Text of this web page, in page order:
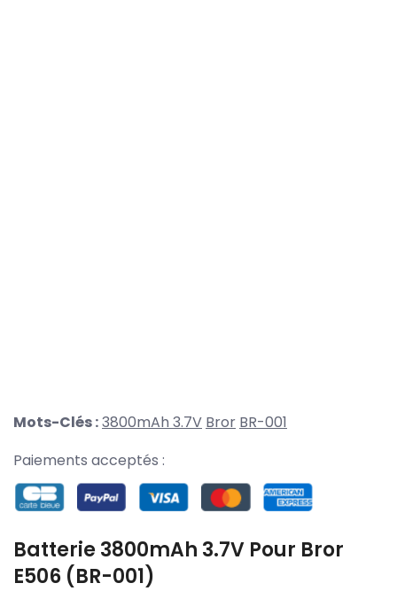
Mots-Clés :3800mAh 3.7V Bror BR-001
Paiements acceptés :
Batterie 3800mAh 3.7V Pour Bror
E506 (BR-001)